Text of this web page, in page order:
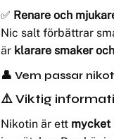
✅ Renare och
Nic salt förbättrar
är klarare smaker
👤 Vem passar
⚠️ Viktig
Nikotin är ett mycket